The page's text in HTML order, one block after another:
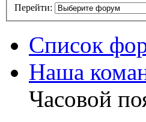
Перейти:
Список
Наша
Часовой